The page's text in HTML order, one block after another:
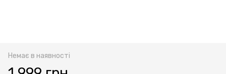
Немає в наявності